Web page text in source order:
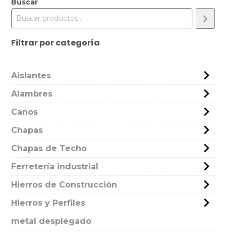
Buscar
Filtrar por categoría
Aislantes
Alambres
Caños
Chapas
Chapas de Techo
Ferretería industrial
Hierros de Construcción
Hierros y Perfiles
metal desplegado